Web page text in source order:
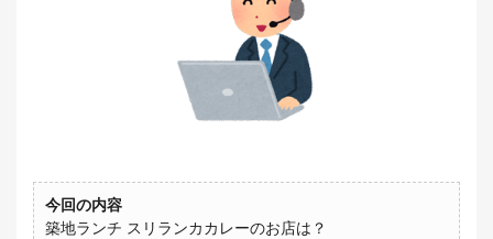
今回の内容
築地ランチ スリランカカレーのお店は？